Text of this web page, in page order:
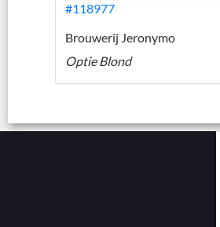
#118977
Brouwerij Jeronymo
Optie Blond
© 2002 - 2026 ::